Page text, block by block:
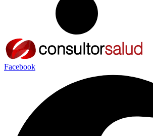
Facebook